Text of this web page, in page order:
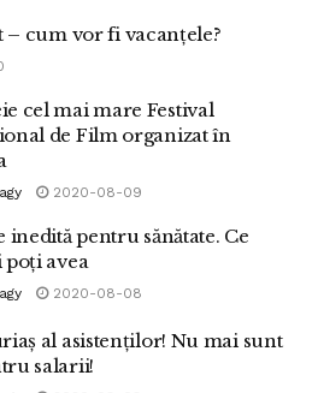
– cum vor fi vacanțele?
cel mai mare Festival
de Film organizat în
2020-08-09
inedită pentru sănătate. Ce
avea
2020-08-08
al asistenților! Nu mai sunt
salarii!